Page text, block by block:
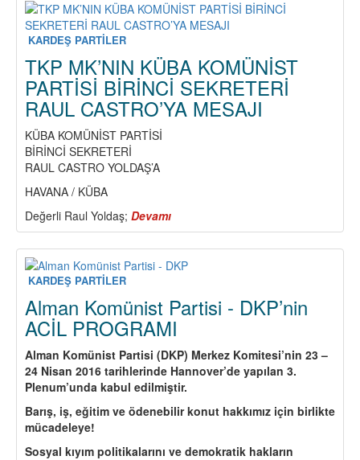
KARDEŞ PARTİLER
TKP MK’NIN KÜBA KOMÜNİST
PARTİSİ BİRİNCİ SEKRETERİ
RAUL CASTRO’YA MESAJI
KÜBA KOMÜNİST PARTİSİ
BİRİNCİ SEKRETERİ
RAUL CASTRO YOLDAŞ’A
HAVANA / KÜBA
Değerli Raul Yoldaş; Devamı
TKP
MK’NIN
KÜBA
BİRİNCİ
CASTRO’YA
MESAJI
KARDEŞ PARTİLER
Alman Komünist Partisi - DKP’nin
ACİL PROGRAMI
Alman Komünist Partisi (DKP) Merkez Komitesi’nin 23 –
24 Nisan 2016 tarihlerinde Hannover’de yapılan 3.
Plenum’unda kabul edilmiştir.
Barış, iş, eğitim ve ödenebilir konut hakkımız için birlikte
mücadeleye!
Sosyal kıyım politikalarını ve demokratik hakların